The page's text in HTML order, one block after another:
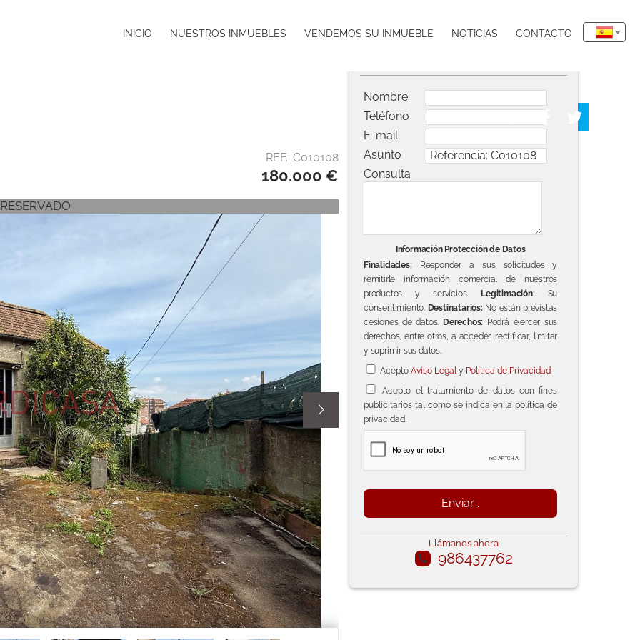
INICIO NUESTROS INMUEBLES VENDEMOS SU INMUEBLE NOTICIAS CONTACTO
Nombre
Teléfono
E-mail
Asunto
Consulta
Información Protección de Datos
Finalidades:Responder a sus solicitudes y
remitirle información comercial de nuestros
productos y servicios.
Legitimación:Su
consentimiento. Destinatarios:No están previstas
cesiones de datos. Derechos: Podrá ejercer sus
derechos, entre otros, a acceder, rectificar, limitar
y suprimir sus datos.
Acepto Aviso Legaly Política de Privacidad
Acepto el tratamiento de datos con fines
publicitarios tal como se indica en la política de
privacidad.
Llámanos ahora
call 986437762
REF.: C010108
180.000 €
RESERVADO
